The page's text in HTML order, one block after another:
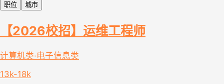
职位 城市
【2026校招】运维工程师
计算机类·电子信息类
13k-18k